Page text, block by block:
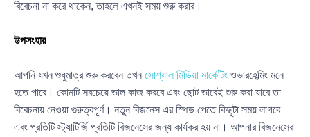
বিবেচনা না করে থাকেন, তাহলে এখনই সময় শুরু করার।
উপসংহার
আপনি যখন শুধুমাত্র শুরু করবেন তখন সোশ্যাল মিডিয়া মার্কেটিং ওভারহেল্মিং মনে
হতে পারে। কোনটি সবচেয়ে ভাল কাজ করবে এবং ছোট ভাবেই শুরু করা যাবে তা
বিবেচনায় নেওয়া গুরুত্বপূর্ণ। নতুন বিজনেস এর স্পিড পেতে কিছুটা সময় লাগবে
এবং প্রতিটি স্ট্যাটির্জি প্রতিটি বিজনেসের জন্য কার্যকর হয় না। আপনার বিজনেসের